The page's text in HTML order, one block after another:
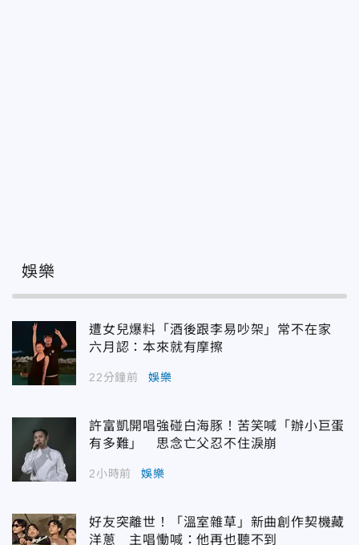
娛樂
遭女兒爆料「酒後跟李易吵架」常不在家
六月認：本來就有摩擦
22分鐘前 娛樂
許富凱開唱強碰白海豚！苦笑喊「辦小巨蛋
有多難」 思念亡父忍不住淚崩
2小時前 娛樂
好友突離世！「溫室雜草」新曲創作契機藏
洋蔥 主唱慟喊：他再也聽不到